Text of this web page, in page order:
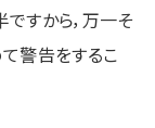
すから，万一そ
警告をするこ